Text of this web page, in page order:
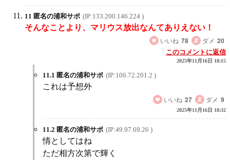
11 匿名の浦和サポ (IP:133.200.146.224 )
そんなことより、マリウス放出なんてありえない！
いいね 78 ダメ 20
このコメントに返信
2025年11月16日 18:15
11.1 匿名の浦和サポ (IP:106.72.201.2 )
これは予想外
いいね 27 ダメ 9
2025年11月16日 18:32
11.2 匿名の浦和サポ (IP:49.97.69.26 )
情としてはね
ただ相方次第で輝く